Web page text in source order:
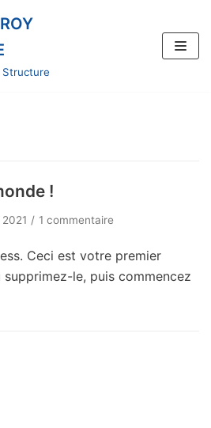
!
1 commentaire
Ceci est votre premier
le, puis commencez